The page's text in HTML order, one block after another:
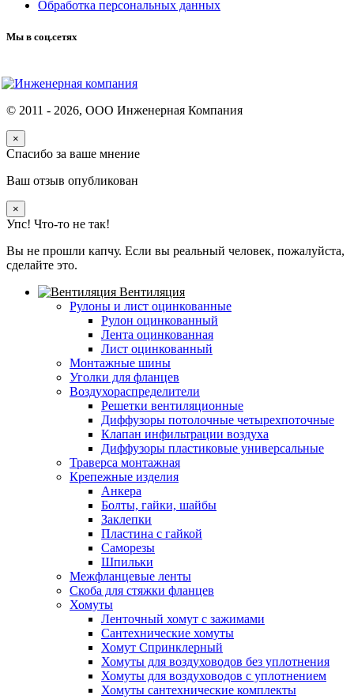
Обработка персональных данных
Мы в соц.сетях
© 2011 - 2026, ООО Инженерная Компания
×
Спасибо за ваше мнение
Ваш отзыв опубликован
×
Упс! Что-то не так!
Вы не прошли капчу. Если вы реальный человек, пожалуйста,
сделайте это.
Вентиляция
Рулоны и лист оцинкованные
Рулон оцинкованный
Лента оцинкованная
Лист оцинкованный
Монтажные шины
Уголки для фланцев
Воздухораспределители
Решетки вентиляционные
Диффузоры потолочные четырехпоточные
Клапан инфильтрации воздуха
Диффузоры пластиковые универсальные
Траверса монтажная
Крепежные изделия
Анкера
Болты, гайки, шайбы
Заклепки
Пластина с гайкой
Саморезы
Шпильки
Межфланцевые ленты
Скоба для стяжки фланцев
Хомуты
Ленточный хомут с зажимами
Сантехнические хомуты
Хомут Спринклерный
Хомуты для воздуховодов без уплотнения
Хомуты для воздуховодов с уплотнением
Хомуты сантехнические комплекты